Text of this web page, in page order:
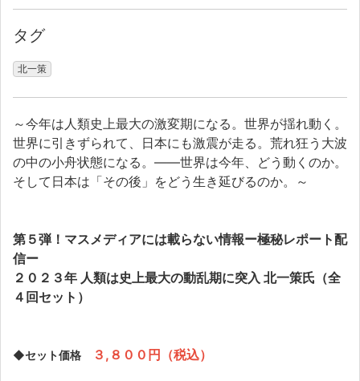
タグ
北一策
～今年は人類史上最大の激変期になる。世界が揺れ動く。
世界に引きずられて、日本にも激震が走る。荒れ狂う大波
の中の小舟状態になる。――世界は今年、どう動くのか。
そして日本は「その後」をどう生き延びるのか。～
第５弾！マスメディアには載らない情報ー極秘レポート配
信ー
２０２３年 人類は史上最大の動乱期に突入 北一策氏（全
４回セット）
◆セット価格 ３,８００円（税込）